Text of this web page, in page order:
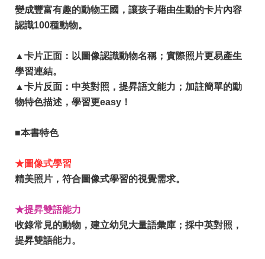
變成豐富有趣的動物王國，讓孩子藉由生動的卡片內容
認識100種動物。
▲卡片正面：以圖像認識動物名稱；實際照片更易產生
學習連結。
▲卡片反面：中英對照，提昇語文能力；加註簡單的動
物特色描述，學習更easy！
​■本書特色
★圖像式學習
精美照片，符合圖像式學習的視覺需求。
★提昇雙語能力
收錄常見的動物，建立幼兒大量語彙庫；採中英對照，
提昇雙語能力。